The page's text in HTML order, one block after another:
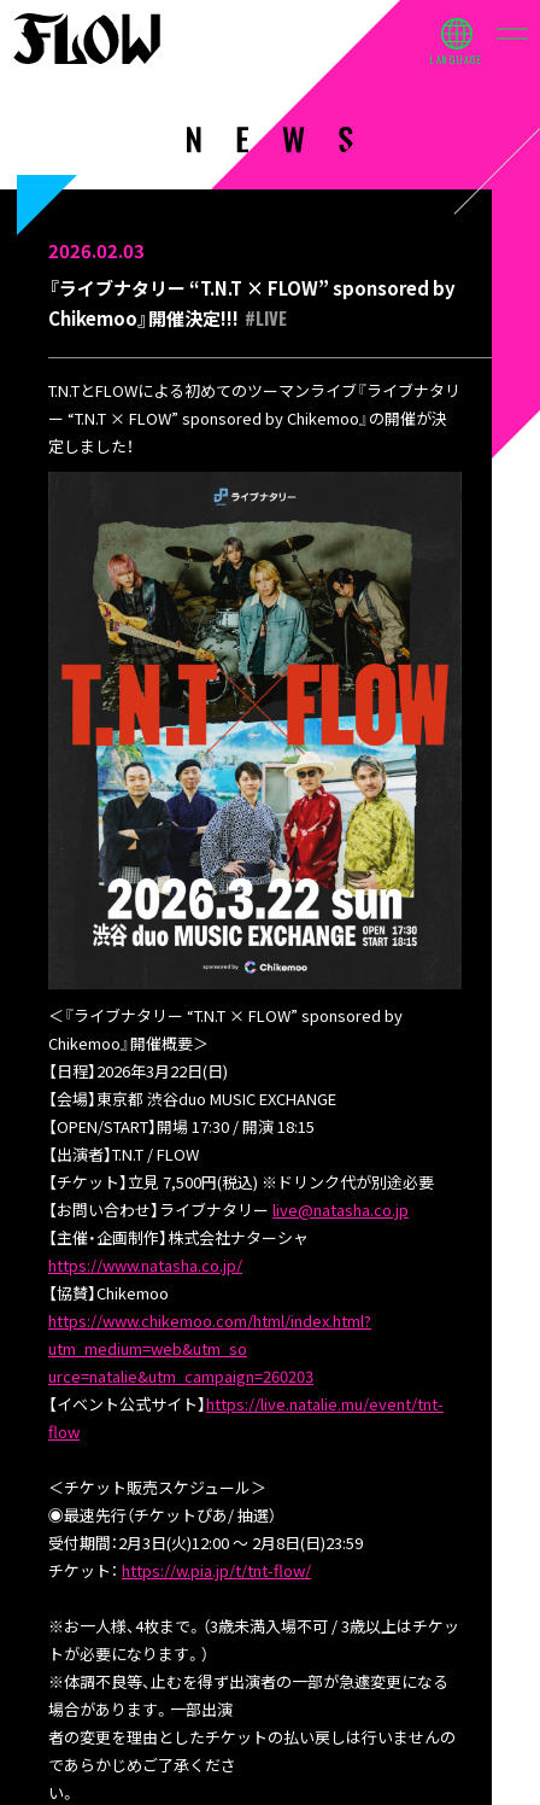
2026.02.03
『ライブナタリー “T.N.T × FLOW” sponsored by
Chikemoo』開催決定!!! #LIVE
T.N.TとFLOWによる初めてのツーマンライブ『ライブナタリ
ー “T.N.T × FLOW” sponsored by Chikemoo』の開催が決
定しました！
＜『ライブナタリー “T.N.T × FLOW” sponsored by
Chikemoo』開催概要＞
【日程】2026年3月22日(日)
【会場】東京都 渋谷duo MUSIC EXCHANGE
【OPEN/START】開場 17:30 / 開演 18:15
【出演者】T.N.T / FLOW
【チケット】立見 7,500円(税込) ※ドリンク代が別途必要
【お問い合わせ】ライブナタリー live@natasha.co.jp
【主催・企画制作】株式会社ナターシャ
https://www.natasha.co.jp/
【協賛】Chikemoo
https://www.chikemoo.com/html/index.html?
utm_medium=web&utm_so
urce=natalie&utm_campaign=260203
【イベント公式サイト】https://live.natalie.mu/event/tnt-
flow
＜チケット販売スケジュール＞
◉最速先行（チケットぴあ/ 抽選）
受付期間：2月3日(火)12:00 〜 2月8日(日)23:59
チケット： https://w.pia.jp/t/tnt-flow/
※お一人様、4枚まで。（3歳未満入場不可 / 3歳以上はチケッ
トが必要になります。）
※体調不良等、止むを得ず出演者の一部が急遽変更になる
場合があります。一部出演
者の変更を理由としたチケットの払い戻しは行いませんの
であらかじめご了承くださ
い。